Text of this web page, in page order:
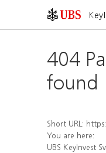
404
found
Short URL: https://
You are here:
UBS KeyInvest